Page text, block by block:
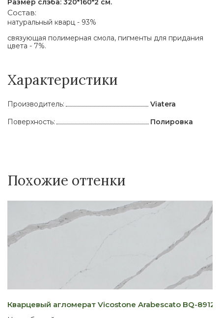
Размер слэба: 320*160*2 см.
Состав:
натуральный кварц - 93%
связующая полимерная смола, пигменты для придания
цвета - 7%.
Характеристики
Производитель:
Viatera
Поверхность:
Полировка
Похожие оттенки
Кварцевый агломерат Vicostone Arabescato BQ-8912